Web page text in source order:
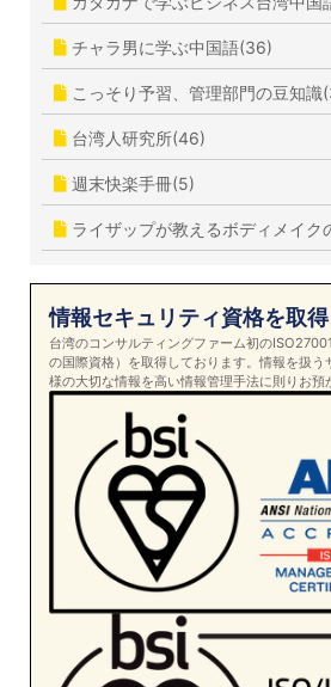
チャラ男に学ぶ中国語(36)
こっそり予習、管理部門の豆知識
台湾人研究所(46)
週末快楽手冊(5)
ライザップが教えるボディメイク
情報セキュリティ資格を取
台湾のコンサルティングファーム初の
の国際資格）を取得しております。情報を扱
様の大切な情報を高い情報管理手法に則りお預